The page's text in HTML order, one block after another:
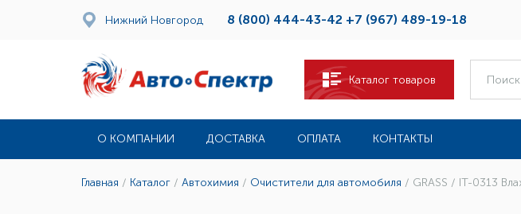
Нижний Новгород 8 (800) 444-43-42 +7 (967) 489-19-18
Каталог товаров
О КОМПАНИИ ДОСТАВКА ОПЛАТА КОНТАКТЫ
Главная / Каталог / Автохимия / Очистители для автомобиля / GRASS / IT-0313